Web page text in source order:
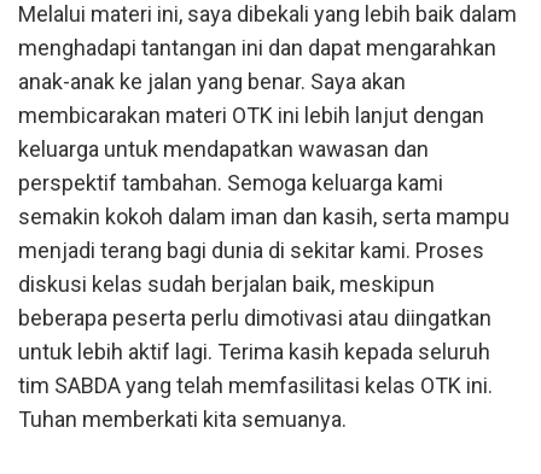
Melalui materi ini, saya dibekali yang lebih baik dalam
menghadapi tantangan ini dan dapat mengarahkan
anak-anak ke jalan yang benar. Saya akan
membicarakan materi OTK ini lebih lanjut dengan
keluarga untuk mendapatkan wawasan dan
perspektif tambahan. Semoga keluarga kami
semakin kokoh dalam iman dan kasih, serta mampu
menjadi terang bagi dunia di sekitar kami. Proses
diskusi kelas sudah berjalan baik, meskipun
beberapa peserta perlu dimotivasi atau diingatkan
untuk lebih aktif lagi. Terima kasih kepada seluruh
tim SABDA yang telah memfasilitasi kelas OTK ini.
Tuhan memberkati kita semuanya.